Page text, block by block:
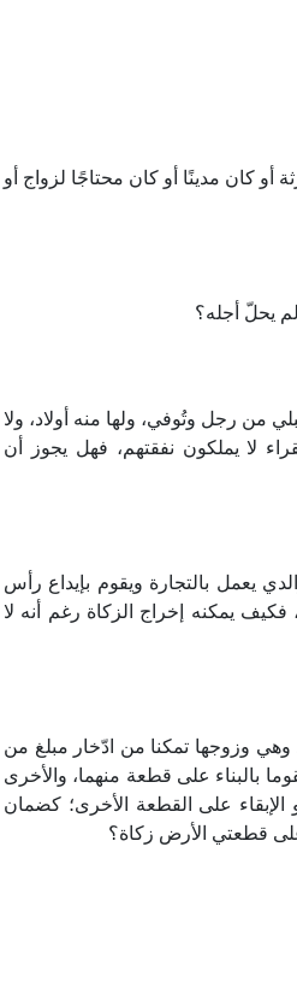
أو كان مدينًا أو كان محتاجًا لزواج أو
يحلّ أجله؟
من رجل وتُوفي، ولها منه أولاد، ولا
لا يملكون نفقتهم، فهل يجوز أن
يعمل بالتجارة ويقوم بإيداع رأس
يمكنه إخراج الزكاة رغم أنه لا
وهي وزوجها تمكنا من ادّخار مبلغ من
بالبناء على قطعة منهما، والأخرى
الإبقاء على القطعة الأخرى؛ كضمان
على قطعتي الأرض زكاة؟